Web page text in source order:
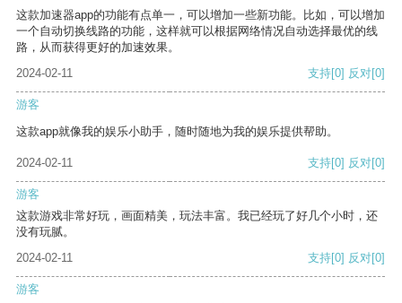
这款加速器app的功能有点单一，可以增加一些新功能。比如，可以增加
一个自动切换线路的功能，这样就可以根据网络情况自动选择最优的线
路，从而获得更好的加速效果。
2024-02-11
支持[0] 反对[0]
游客
这款app就像我的娱乐小助手，随时随地为我的娱乐提供帮助。
2024-02-11 支持[0] 反对[0]
游客
这款游戏非常好玩，画面精美，玩法丰富。我已经玩了好几个小时，还
没有玩腻。
2024-02-11
支持[0] 反对[0]
游客